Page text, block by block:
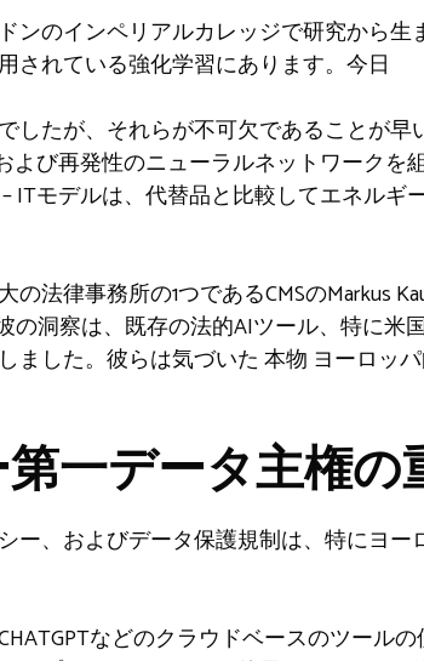
ンのインペリアルカレッジで研究から生
されている強化学習にあります。今日
したが、それらが不可欠であることが早
よび再発性のニューラルネットワークを
ITモデルは、代替品と比較してエネルギ
の法律事務所の1つであるCMSのMarkus
の洞察は、既存の法的AIツール、特に米
ました。彼らは気づいた本物 ヨーロッ
一データ主権の
ー、およびデータ保護規制は、特にヨ
などのクラウドベースのツール